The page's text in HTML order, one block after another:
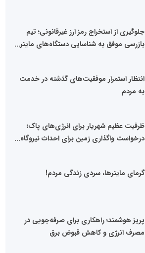
جلوگیری از استخراج رمز ارز غیرقانونی؛ تیم
بازرسی موفق به شناسایی دستگاه‌های ماینر...
انتظار استمرار موفقیت‌های گذشته در خدمت
به مردم
ظرفیت عظیم شهریار برای انرژی‌های پاک؛
درخواست واگذاری زمین برای احداث نیروگاه...
گرمای ماینرها، سردی زندگی مردم!
پریز هوشمند؛ راهکاری برای صرفه‌جویی در
مصرف انرژی و کاهش قبوض برق